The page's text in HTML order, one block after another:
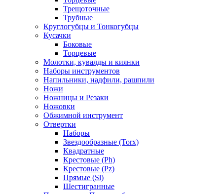
Трещоточные
Трубные
Круглогубцы и Тонкогубцы
Кусачки
Боковые
Торцевые
Молотки, кувалды и киянки
Наборы инструментов
Напильники, надфили, рашпили
Ножи
Ножницы и Резаки
Ножовки
Обжимной инструмент
Отвертки
Наборы
Звездообразные (Torx)
Квадратные
Крестовые (Ph)
Крестовые (Pz)
Прямые (Sl)
Шестигранные